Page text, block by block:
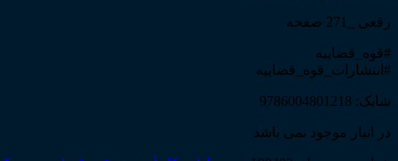
رقعی _271 صفحه
#قوه_قضاییه
#انتشارات_قوه_قضاییه
شابک: 9786004801218
در انبار موجود نمی باشد